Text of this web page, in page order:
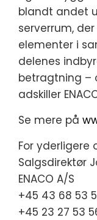
blandt andet
serverrum,
elementer i
delenes
betragtning –
adskiller
Se mere på
For yderligere
Salgsdirektør
ENACO A/S
+45 43 68 53
+45 23 27 53